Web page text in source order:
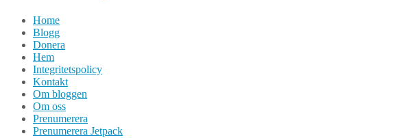
Home
Blogg
Donera
Hem
Integritetspolicy
Kontakt
Om bloggen
Om oss
Prenumerera
Prenumerera Jetpack